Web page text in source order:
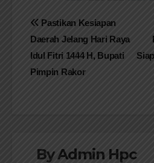
Navigasi
pos
Pastikan Kesiapan
Daerah Jelang Hari Raya
Idul Fitri 1444 H, Bupati
Pimpin Rakor
ByAdmin Hpc